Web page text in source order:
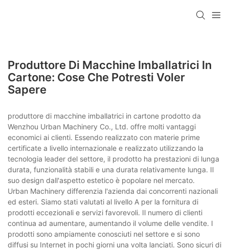
Produttore Di Macchine Imballatrici In
Cartone: Cose Che Potresti Voler
Sapere
produttore di macchine imballatrici in cartone prodotto da
Wenzhou Urban Machinery Co., Ltd. offre molti vantaggi
economici ai clienti. Essendo realizzato con materie prime
certificate a livello internazionale e realizzato utilizzando la
tecnologia leader del settore, il prodotto ha prestazioni di lunga
durata, funzionalità stabili e una durata relativamente lunga. Il
suo design dall'aspetto estetico è popolare nel mercato.
Urban Machinery differenzia l'azienda dai concorrenti nazionali
ed esteri. Siamo stati valutati al livello A per la fornitura di
prodotti eccezionali e servizi favorevoli. Il numero di clienti
continua ad aumentare, aumentando il volume delle vendite. I
prodotti sono ampiamente conosciuti nel settore e si sono
diffusi su Internet in pochi giorni una volta lanciati. Sono sicuri di